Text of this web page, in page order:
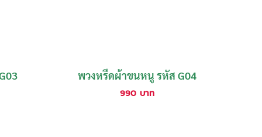
พวงหรีดผ้าขนหนู รหัส G04
990 บาท